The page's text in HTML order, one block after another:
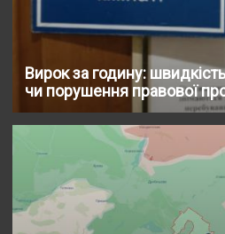
Вирок за годину:
чи порушення правової